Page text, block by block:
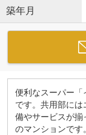
築年月
便利なスーパー「
です。共用部に
備やサービスが揃
のマンションです